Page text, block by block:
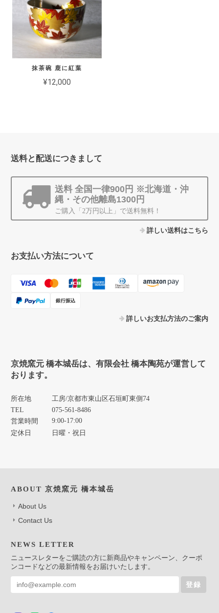
抹茶碗 鹿に紅葉
¥12,000
送料と配送につきまして
送料 全国一律900円 ※北海道・沖
縄・その他離島1300円
ご購入「2万円以上」で送料無料！
詳しい送料はこちら
お支払い方法について
銀行振込
詳しいお支払方法のご案内
京焼窯元 橋本城岳は、有限会社 橋本陶苑が運営して
おります。
所在地
工房/京都市東山区石垣町東側74
TEL
075-561-8486
営業時間
9:00-17:00
定休日
日曜・祝日
ABOUT 京焼窯元 橋本城岳
About Us
Contact Us
NEWS LETTER
ニュースレターをご購読の方に新商品やキャンペーン、クーポ
ンコードなどの最新情報をお届けいたします。
登録